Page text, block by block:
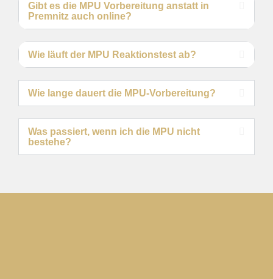
Gibt es die MPU Vorbereitung anstatt in
Premnitz auch online?
Wie läuft der MPU Reaktionstest ab?
Wie lange dauert die MPU-Vorbereitung?
Was passiert, wenn ich die MPU nicht
bestehe?